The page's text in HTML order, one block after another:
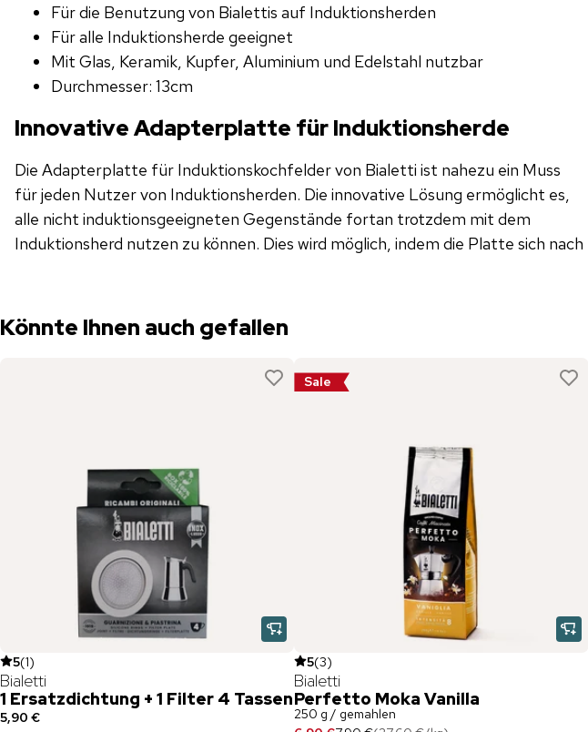
Für die Benutzung von Bialettis auf Induktionsherden
Für alle Induktionsherde geeignet
Mit Glas, Keramik, Kupfer, Aluminium und Edelstahl nutzbar
Durchmesser: 13cm
Innovative Adapterplatte für Induktionsherde
Die Adapterplatte für Induktionskochfelder von Bialetti ist nahezu ein Muss
für jeden Nutzer von Induktionsherden. Die innovative Lösung ermöglicht es,
alle nicht induktionsgeeigneten Gegenstände fortan trotzdem mit dem
Induktionsherd nutzen zu können. Dies wird möglich, indem die Platte sich nach
Könnte Ihnen auch gefallen
5(1)
Bialetti
1 Ersatzdichtung + 1 Filter 4 Tassen
5,90 €
Sale
5(3)
Bialetti
Perfetto Moka Vanilla
250 g / gemahlen